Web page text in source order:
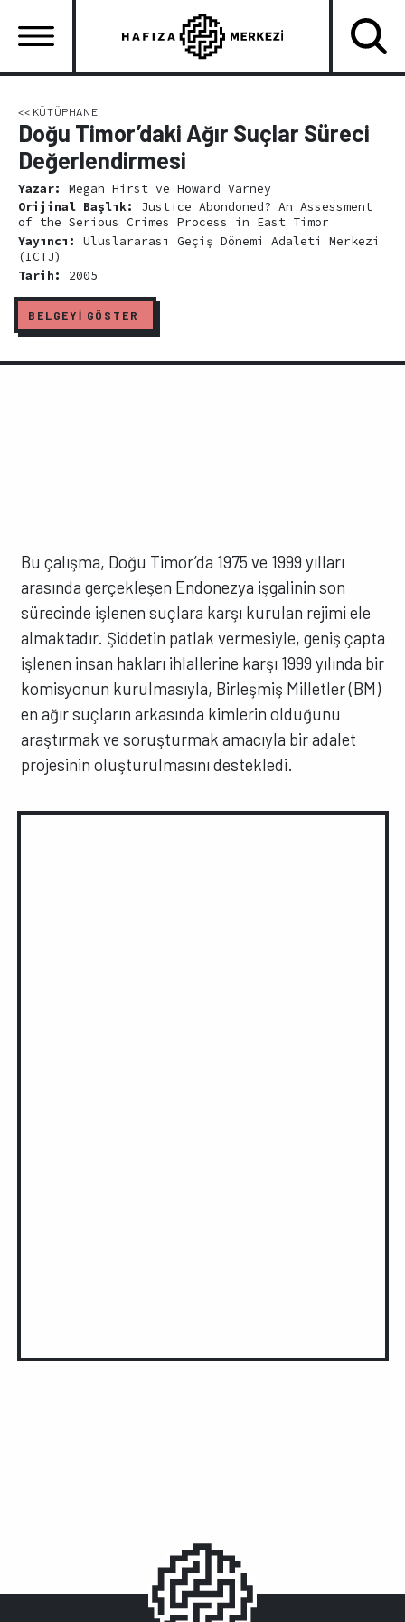
atla
gezinti
menüsü
<< KÜTÜPHANE
Doğu Timor’daki Ağır Suçlar Süreci
Değerlendirmesi
Yazar:
Megan Hirst ve Howard Varney
Orijinal Başlık:
Justice Abondoned? An Assessment
of the Serious Crimes Process in East Timor
Yayıncı:
Uluslararası Geçiş Dönemi Adaleti Merkezi
(ICTJ)
Tarih:
2005
BELGEYİ GÖSTER
Bu çalışma, Doğu Timor’da 1975 ve 1999 yılları
arasında gerçekleşen Endonezya işgalinin son
sürecinde işlenen suçlara karşı kurulan rejimi ele
almaktadır. Şiddetin patlak vermesiyle, geniş çapta
işlenen insan hakları ihlallerine karşı 1999 yılında bir
komisyonun kurulmasıyla, Birleşmiş Milletler (BM)
en ağır suçların arkasında kimlerin olduğunu
araştırmak ve soruşturmak amacıyla bir adalet
projesinin oluşturulmasını destekledi.